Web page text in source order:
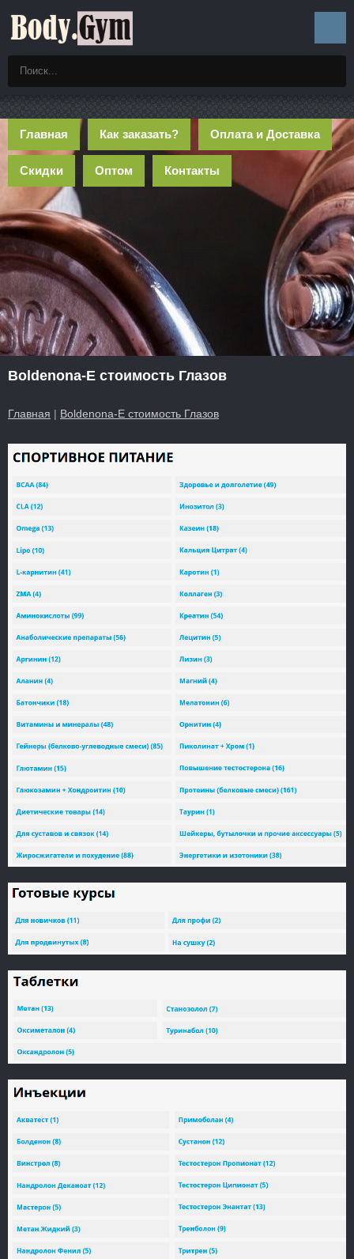
Главная Как заказать? Оплата и Доставка
Скидки Оптом Контакты
Boldenona-E стоимость Глазов
Главная | Boldenona-E стоимость Глазов